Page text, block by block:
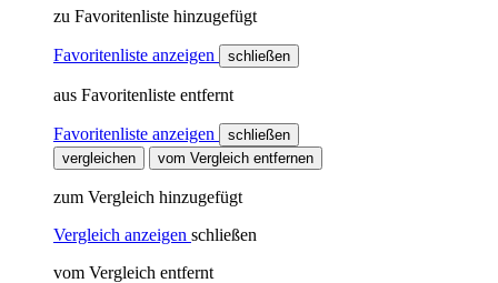
zu Favoritenliste hinzugefügt
Favoritenliste anzeigen schließen
aus Favoritenliste entfernt
Favoritenliste anzeigen
schließen
vergleichen
vom Vergleich entfernen
zum Vergleich hinzugefügt
Vergleich anzeigen schließen
vom Vergleich entfernt